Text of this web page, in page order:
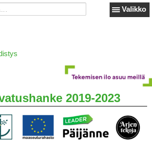
Valikko
2019-2023